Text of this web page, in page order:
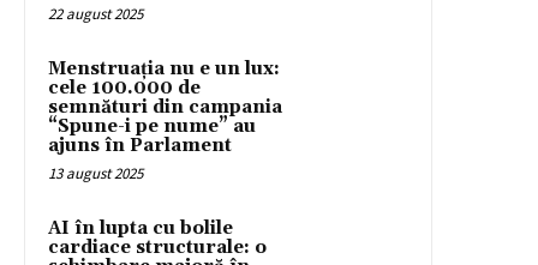
22 august 2025
Menstruația nu e un lux:
cele 100.000 de
semnături din campania
“Spune-i pe nume” au
ajuns în Parlament
13 august 2025
AI în lupta cu bolile
cardiace structurale: o